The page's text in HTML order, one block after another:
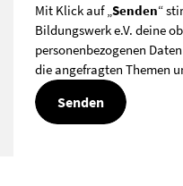
Mit Klick auf „Senden“
Bildungswerk e.V. deine
personenbezogenen
die angefragten Themen